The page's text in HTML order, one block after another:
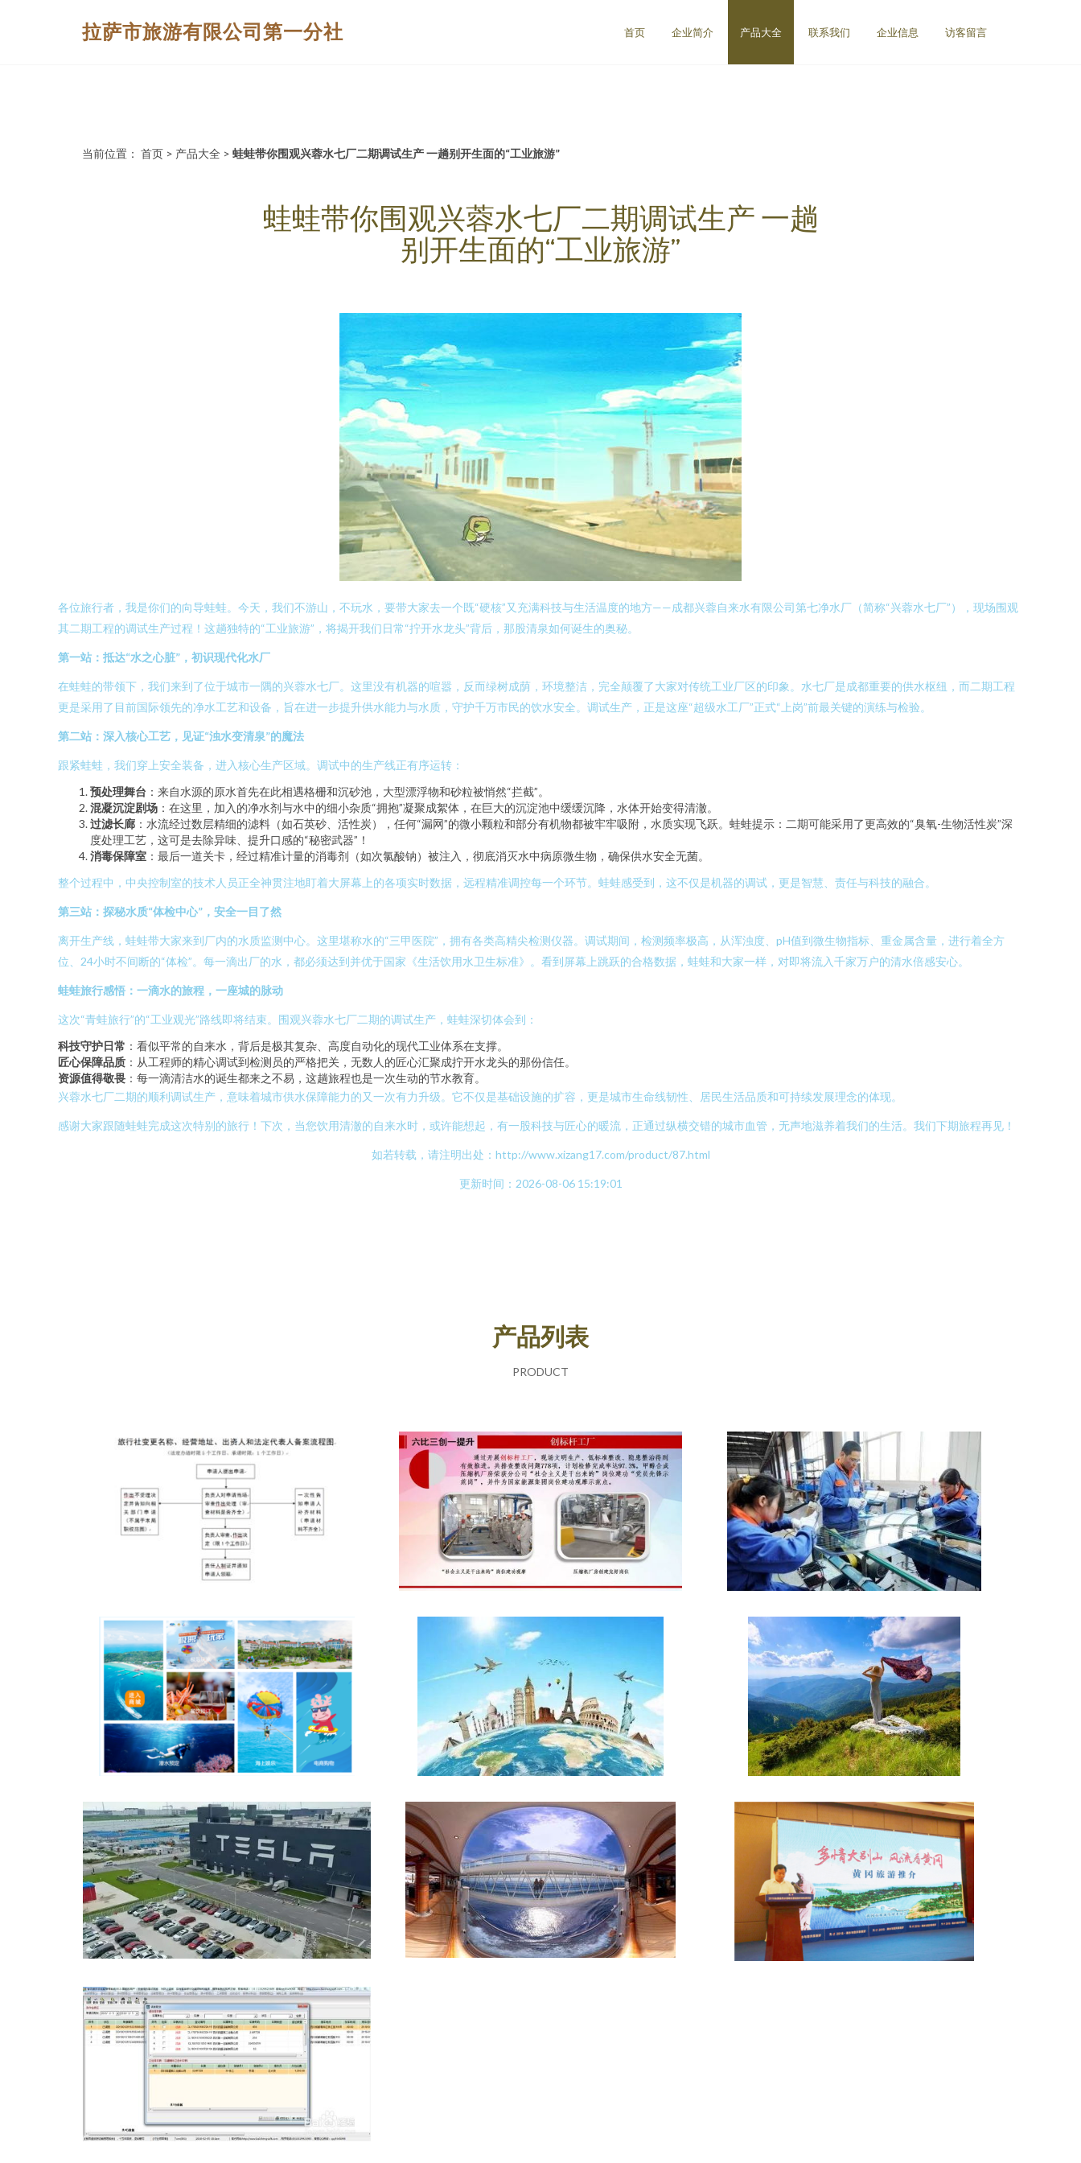
拉萨市旅游有限公司第一分社 首页 企业简介 产品大全 联系我们 企业信息 访客留言
当前位置： 首页 > 产品大全 > 蛙蛙带你围观兴蓉水七厂二期调试生产 一趟别开生面的“工业旅游”
蛙蛙带你围观兴蓉水七厂二期调试生产 一趟
别开生面的“工业旅游”
各位旅行者，我是你们的向导蛙蛙。今天，我们不游山，不玩水，要带大家去一个既“硬核”又充满科技与生活温度的地方——成都兴蓉自来水有限公司第七净水厂（简称“兴蓉水七厂”），现场围观
其二期工程的调试生产过程！这趟独特的“工业旅游”，将揭开我们日常“拧开水龙头”背后，那股清泉如何诞生的奥秘。
第一站：抵达“水之心脏”，初识现代化水厂
在蛙蛙的带领下，我们来到了位于城市一隅的兴蓉水七厂。这里没有机器的喧嚣，反而绿树成荫，环境整洁，完全颠覆了大家对传统工业厂区的印象。水七厂是成都重要的供水枢纽，而二期工程
更是采用了目前国际领先的净水工艺和设备，旨在进一步提升供水能力与水质，守护千万市民的饮水安全。调试生产，正是这座“超级水工厂”正式“上岗”前最关键的演练与检验。
第二站：深入核心工艺，见证“浊水变清泉”的魔法
跟紧蛙蛙，我们穿上安全装备，进入核心生产区域。调试中的生产线正有序运转：
预处理舞台 ：来自水源的原水首先在此相遇格栅和沉砂池，大型漂浮物和砂粒被悄然“拦截”。
混凝沉淀剧场 ：在这里，加入的净水剂与水中的细小杂质“拥抱”凝聚成絮体，在巨大的沉淀池中缓缓沉降，水体开始变得清澈。
过滤长廊 ：水流经过数层精细的滤料（如石英砂、活性炭），任何“漏网”的微小颗粒和部分有机物都被牢牢吸附，水质实现飞跃。蛙蛙提示：二期可能采用了更高效的“臭氧-生物活性炭”深
度处理工艺，这可是去除异味、提升口感的“秘密武器”！
消毒保障室 ：最后一道关卡，经过精准计量的消毒剂（如次氯酸钠）被注入，彻底消灭水中病原微生物，确保供水安全无菌。
整个过程中，中央控制室的技术人员正全神贯注地盯着大屏幕上的各项实时数据，远程精准调控每一个环节。蛙蛙感受到，这不仅是机器的调试，更是智慧、责任与科技的融合。
第三站：探秘水质“体检中心”，安全一目了然
离开生产线，蛙蛙带大家来到厂内的水质监测中心。这里堪称水的“三甲医院”，拥有各类高精尖检测仪器。调试期间，检测频率极高，从浑浊度、pH值到微生物指标、重金属含量，进行着全方
位、24小时不间断的“体检”。每一滴出厂的水，都必须达到并优于国家《生活饮用水卫生标准》。看到屏幕上跳跃的合格数据，蛙蛙和大家一样，对即将流入千家万户的清水倍感安心。
蛙蛙旅行感悟：一滴水的旅程，一座城的脉动
这次“青蛙旅行”的“工业观光”路线即将结束。围观兴蓉水七厂二期的调试生产，蛙蛙深切体会到：
科技守护日常 ：看似平常的自来水，背后是极其复杂、高度自动化的现代工业体系在支撑。
匠心保障品质 ：从工程师的精心调试到检测员的严格把关，无数人的匠心汇聚成拧开水龙头的那份信任。
资源值得敬畏 ：每一滴清洁水的诞生都来之不易，这趟旅程也是一次生动的节水教育。
兴蓉水七厂二期的顺利调试生产，意味着城市供水保障能力的又一次有力升级。它不仅是基础设施的扩容，更是城市生命线韧性、居民生活品质和可持续发展理念的体现。
感谢大家跟随蛙蛙完成这次特别的旅行！下次，当您饮用清澈的自来水时，或许能想起，有一股科技与匠心的暖流，正通过纵横交错的城市血管，无声地滋养着我们的生活。我们下期旅程再见！
如若转载，请注明出处：http://www.xizang17.com/product/87.html
更新时间：2026-08-06 15:19:01
产品列表
PRODUCT